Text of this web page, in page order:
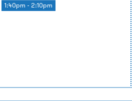
1:40pm - 2:10pm